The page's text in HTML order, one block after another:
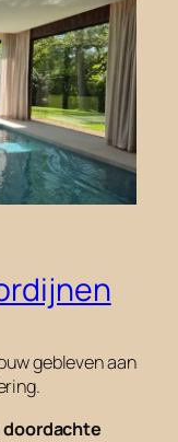
gebleven aan
doordachte